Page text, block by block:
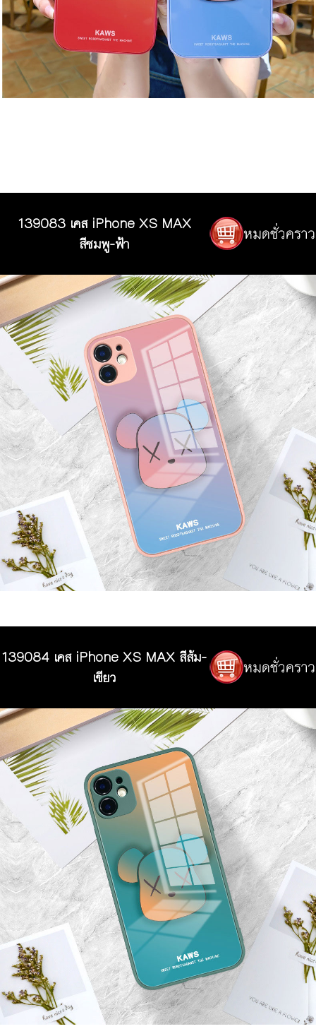
139083 เคส iPhone XS MAX
สีชมพู-ฟ้า
139084 เคส iPhone XS MAX สีส้ม-
เขียว